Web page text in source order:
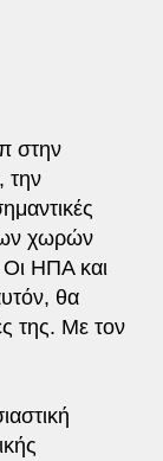
στην
την
χωρών
Οι ΗΠΑ και
θα
της. Με τον